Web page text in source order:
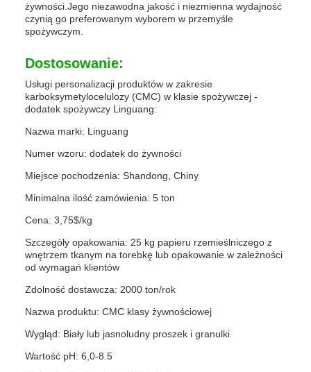
żywności.Jego niezawodna jakość i niezmienna wydajność
czynią go preferowanym wyborem w przemyśle
spożywczym.
Dostosowanie:
Usługi personalizacji produktów w zakresie
karboksymetylocelulozy (CMC) w klasie spożywczej -
dodatek spożywczy Linguang:
Nazwa marki: Linguang
Numer wzoru: dodatek do żywności
Miejsce pochodzenia: Shandong, Chiny
Minimalna ilość zamówienia: 5 ton
Cena: 3,75$/kg
Szczegóły opakowania: 25 kg papieru rzemieślniczego z
wnętrzem tkanym na torebkę lub opakowanie w zależności
od wymagań klientów
Zdolność dostawcza: 2000 ton/rok
Nazwa produktu: CMC klasy żywnościowej
Wygląd: Biały lub jasnoludny proszek i granulki
Wartość pH: 6,0-8.5